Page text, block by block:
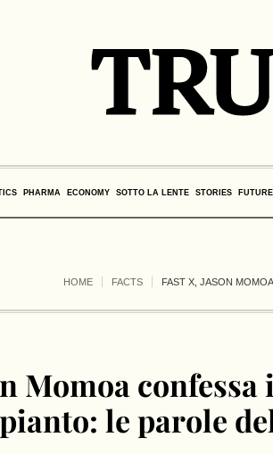
PHARMA ECONOMY SOTTO LA LENTE STORIES FUTURE
HOME FACTS FAST X, JASON
Momoa
le parole